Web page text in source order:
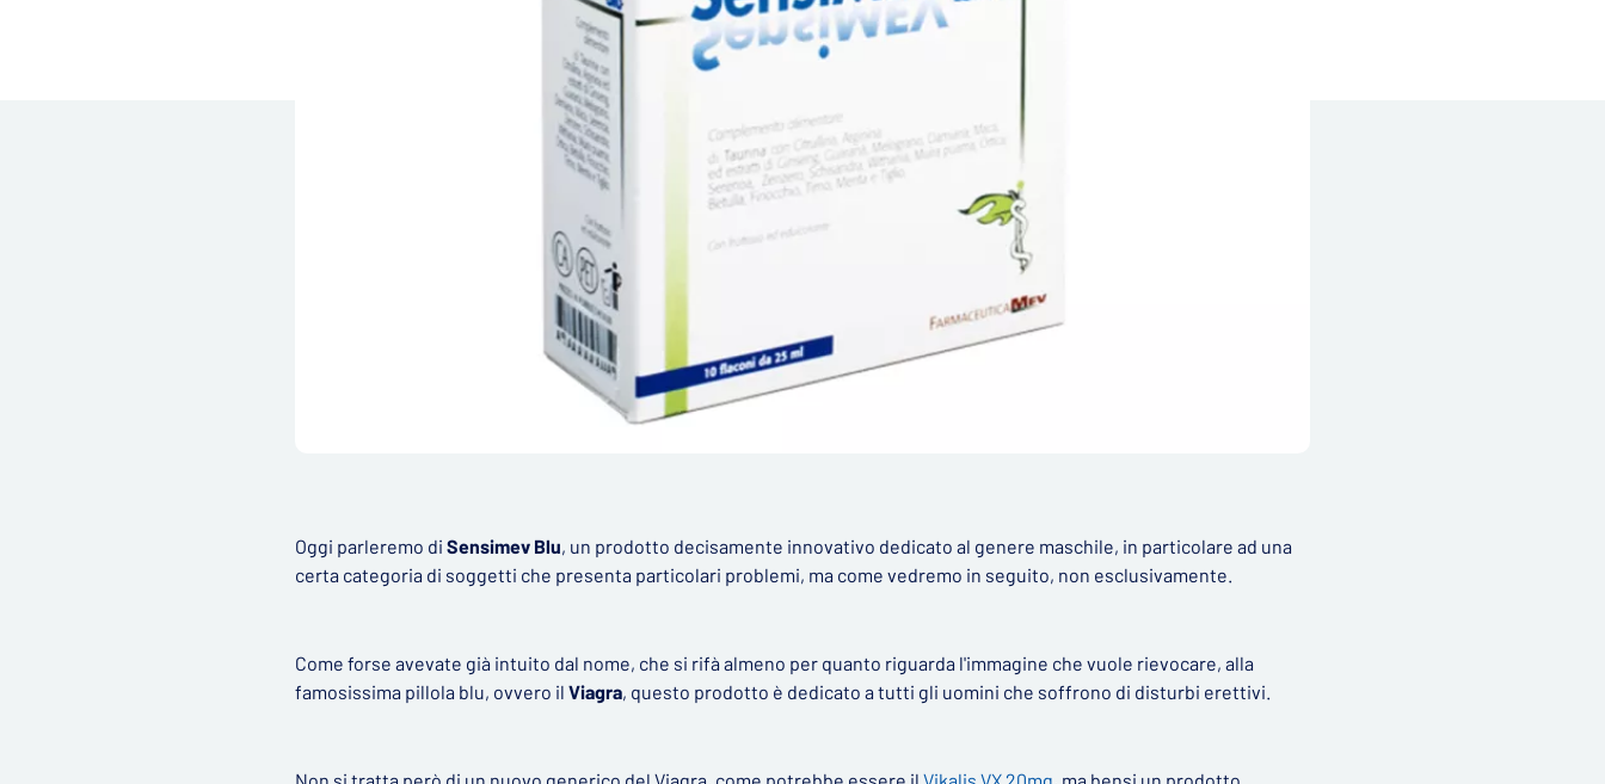
Oggi parleremo di Sensimev Blu, un prodotto decisamente innovativo dedicato al genere maschile, in particolare ad una
certa categoria di soggetti che presenta particolari problemi, ma come vedremo in seguito, non esclusivamente.
Come forse avevate già intuito dal nome, che si rifà almeno per quanto riguarda l'immagine che vuole rievocare, alla
famosissima pillola blu, ovvero il Viagra, questo prodotto è dedicato a tutti gli uomini che soffrono di disturbi erettivi.